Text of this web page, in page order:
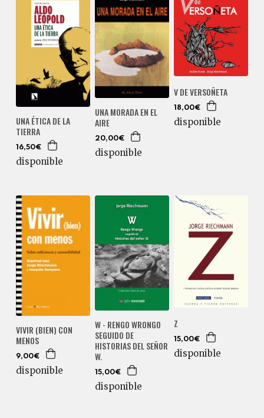
UNA ÉTICA DE LA
TIERRA
16,50€
disponible
UNA MORADA EN EL
AIRE
20,00€
disponible
V DE VERSOÑETA
18,00€
disponible
VIVIR (BIEN) CON
MENOS
9,00€
disponible
W - RENGO WRONGO
SEGUIDO DE
HISTORIAS DEL SEÑOR
W.
15,00€
disponible
Z
15,00€
disponible